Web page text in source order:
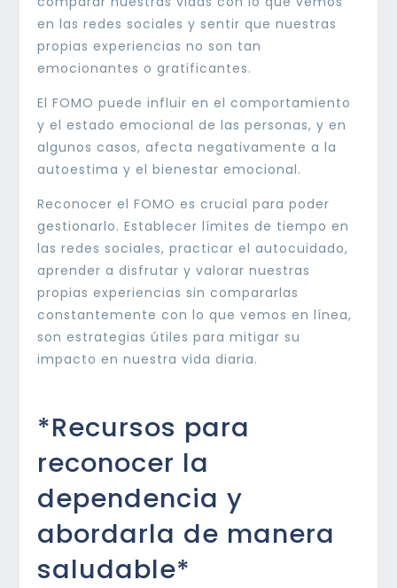
en las redes sociales y sentir que nuestras
propias experiencias no son tan
emocionantes o gratificantes.
El FOMO puede influir en el comportamiento
y el estado emocional de las personas, y en
algunos casos, afecta negativamente a la
autoestima y el bienestar emocional.
Reconocer el FOMO es crucial para poder
gestionarlo. Establecer límites de tiempo en
las redes sociales, practicar el autocuidado,
aprender a disfrutar y valorar nuestras
propias experiencias sin compararlas
constantemente con lo que vemos en línea,
son estrategias útiles para mitigar su
impacto en nuestra vida diaria.
*Recursos para
reconocer la
dependencia y
abordarla de manera
saludable*